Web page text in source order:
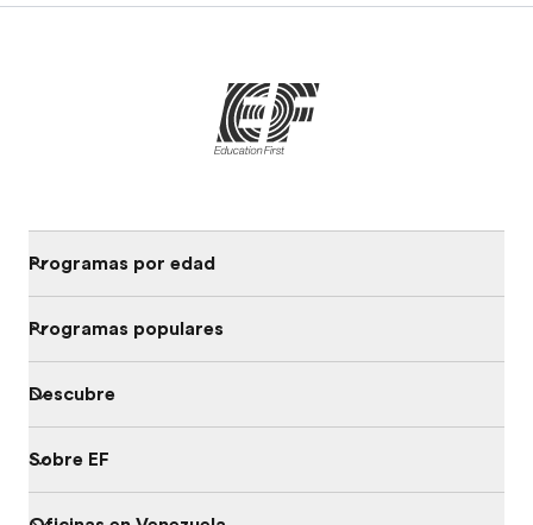
Programas por edad
Programas populares
Descubre
Sobre EF